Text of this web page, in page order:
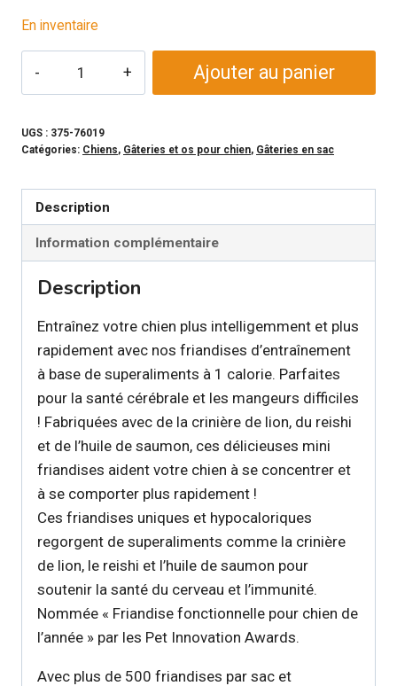
En inventaire
–
Sac
gâteries
d’entrainement
poulet
chien
Ajouter au panier
UGS : 375-76019
Catégories: Chiens, Gâteries et os pour chien, Gâteries en sac
Description
Information complémentaire
Description
Entraînez votre chien plus intelligemment et plus
rapidement avec nos friandises d’entraînement
à base de superaliments à 1 calorie. Parfaites
pour la santé cérébrale et les mangeurs difficiles
! Fabriquées avec de la crinière de lion, du reishi
et de l’huile de saumon, ces délicieuses mini
friandises aident votre chien à se concentrer et
à se comporter plus rapidement !
Ces friandises uniques et hypocaloriques
regorgent de superaliments comme la crinière
de lion, le reishi et l’huile de saumon pour
soutenir la santé du cerveau et l’immunité.
Nommée « Friandise fonctionnelle pour chien de
l’année » par les Pet Innovation Awards.
Avec plus de 500 friandises par sac et